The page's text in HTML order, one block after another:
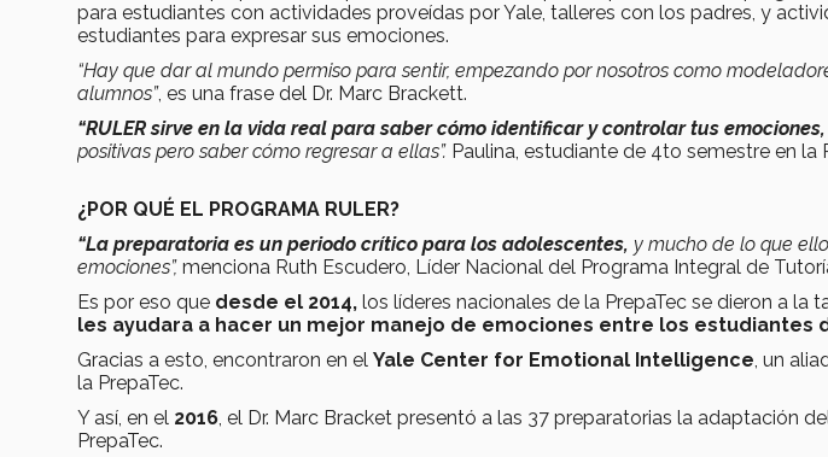
para estudiantes con actividades proveídas por Yale, talleres con los padres, y
estudiantes para expresar sus emociones.
“Hay que dar al mundo permiso para sentir, empezando por nosotros como
alumnos”, es una frase del Dr. Marc Brackett.
“RULER sirve en la vida real para saber cómo identificar y controlar tus emociones,
positivas pero saber cómo regresar a ellas”. Paulina, estudiante de 4to semestre en la
¿POR QUÉ EL PROGRAMA RULER?
“La preparatoria es un periodo crítico para los adolescentes, y mucho de lo que
emociones”, menciona Ruth Escudero, Líder Nacional del Programa Integral de
Es por eso que desde el 2014, los líderes nacionales de la PrepaTec se dieron a la
les ayudara a hacer un mejor manejo de emociones entre los estudiantes
Gracias a esto, encontraron en el Yale Center for Emotional Intelligence, un
la PrepaTec.
Y así, en el 2016, el Dr. Marc Bracket presentó a las 37 preparatorias la adaptación
PrepaTec.